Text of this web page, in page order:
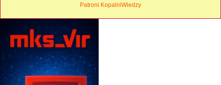
Patroni KopalniWiedzy